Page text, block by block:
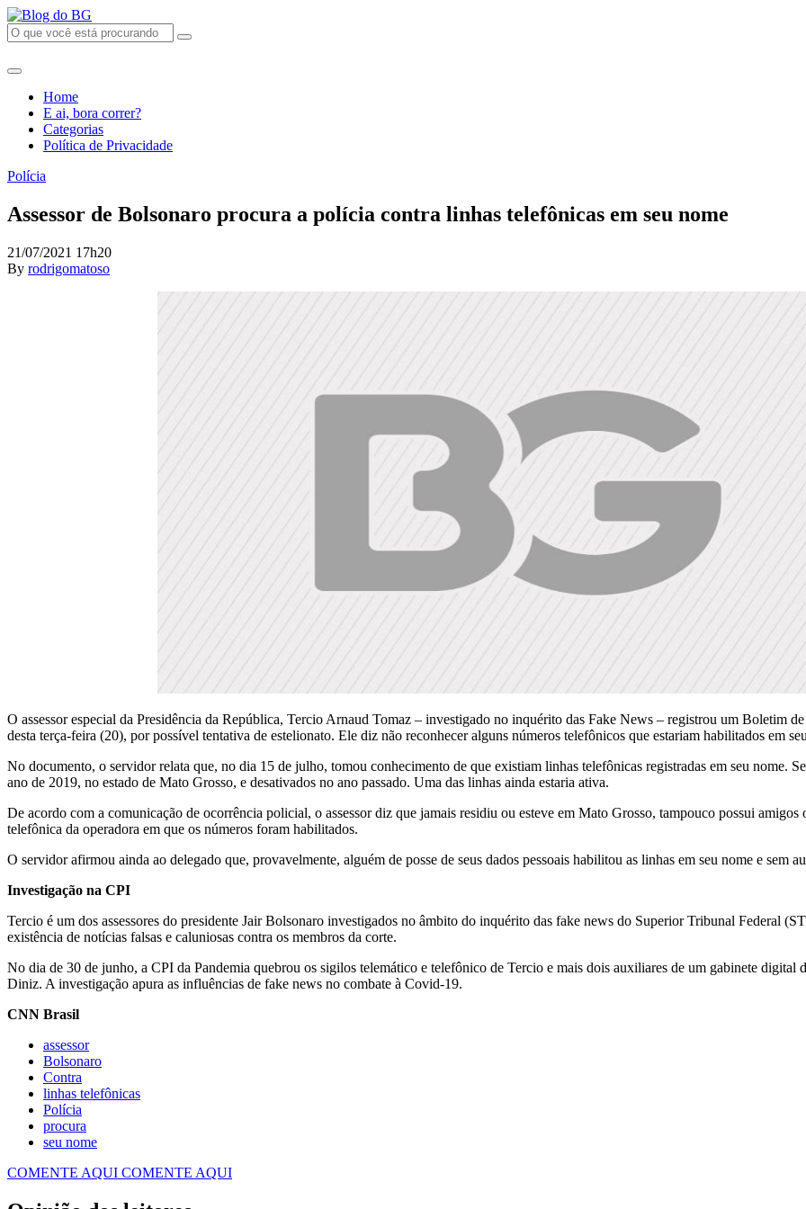
Home
E ai, bora correr?
Categorias
Política de Privacidade
Polícia
Assessor de Bolsonaro procura a polícia contra linhas telefônicas em seu nome
21/07/2021 17h20
By rodrigomatoso
O assessor especial da Presidência da República, Tercio Arnaud Tomaz – investigado no inquérito das Fake News – registrou um Boletim
desta terça-feira (20), por possível tentativa de estelionato. Ele diz não reconhecer alguns números telefônicos que estariam habilitados em
No documento, o servidor relata que, no dia 15 de julho, tomou conhecimento de que existiam linhas telefônicas registradas em seu nome.
ano de 2019, no estado de Mato Grosso, e desativados no ano passado. Uma das linhas ainda estaria ativa.
De acordo com a comunicação de ocorrência policial, o assessor diz que jamais residiu ou esteve em Mato Grosso, tampouco possui
telefônica da operadora em que os números foram habilitados.
O servidor afirmou ainda ao delegado que, provavelmente, alguém de posse de seus dados pessoais habilitou as linhas em seu nome e sem
Investigação na CPI
Tercio é um dos assessores do presidente Jair Bolsonaro investigados no âmbito do inquérito das fake news do Superior Tribunal Federal
existência de notícias falsas e caluniosas contra os membros da corte.
No dia de 30 de junho, a CPI da Pandemia quebrou os sigilos telemático e telefônico de Tercio e mais dois auxiliares de um gabinete digital
Diniz. A investigação apura as influências de fake news no combate à Covid-19.
CNN Brasil
assessor
Bolsonaro
Contra
linhas telefônicas
Polícia
procura
seu nome
COMENTE AQUI COMENTE AQUI